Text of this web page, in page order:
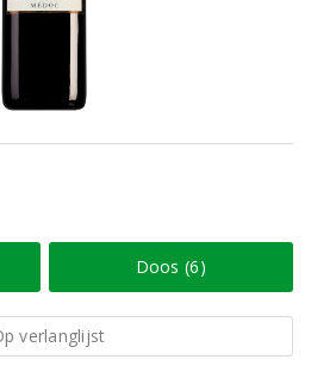
Doos (6)
verlanglijst